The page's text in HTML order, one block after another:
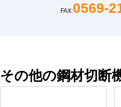
FAX:0569-
その他の鋼材切断